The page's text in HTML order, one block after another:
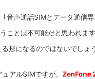
｢音声通話SIMとデータ通信
ことは不可能だと思われま
形になるのではないでしょ
アルSIMですが、 ZenFone